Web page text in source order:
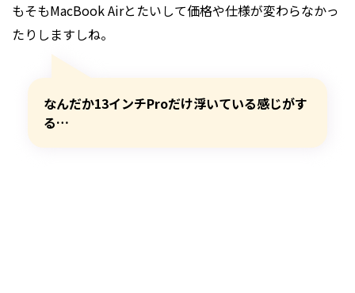
もそもMacBook Airとたいして価格や仕様が変わらなかっ
たりしますしね。